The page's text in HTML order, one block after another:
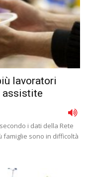
lavoratori
assistite
i dati della Rete
famiglie sono in difficoltà